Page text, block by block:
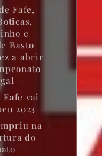
Fafe,
e
Basto
a abrir
Fafe vai
2023
na
do